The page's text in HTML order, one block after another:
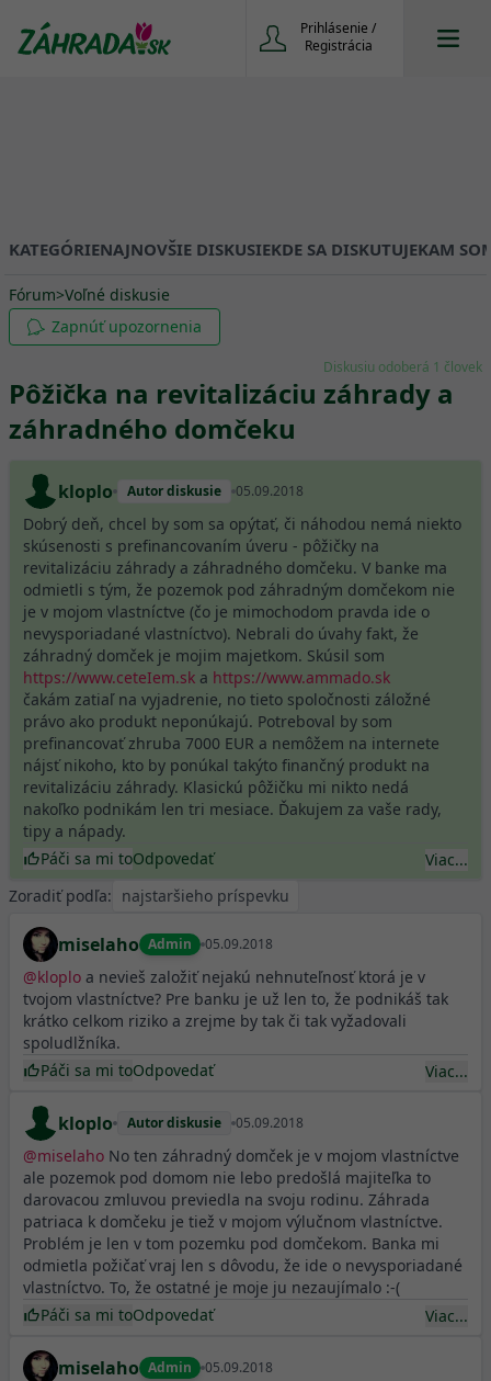
Prihlásenie /
Registrácia
KATEGÓRIENAJNOVŠIE DISKUSIEKDE SA DISKUTUJEKAM
Fórum>Voľné diskusie
Zapnúť upozornenia
Diskusiu odoberá 1 človek
Pôžička na revitalizáciu záhrady a
záhradného domčeku
kloplo Autor diskusie 05.09.2018
Dobrý deň, chcel by som sa opýtať, či náhodou nemá niekto
skúsenosti s prefinancovaním úveru - pôžičky na
revitalizáciu záhrady a záhradného domčeku. V banke ma
odmietli s tým, že pozemok pod záhradným domčekom nie
je v mojom vlastníctve (čo je mimochodom pravda ide o
nevysporiadané vlastníctvo). Nebrali do úvahy fakt, že
záhradný domček je mojim majetkom. Skúsil som
https://www.ceteIem.sk a https://www.ammado.sk
čakám zatiaľ na vyjadrenie, no tieto spoločnosti záložné
právo ako produkt neponúkajú. Potreboval by som
prefinancovať zhruba 7000 EUR a nemôžem na internete
nájsť nikoho, kto by ponúkal takýto finančný produkt na
revitalizáciu záhrady. Klasickú pôžičku mi nikto nedá
nakoľko podnikám len tri mesiace. Ďakujem za vaše rady,
tipy a nápady.
Páči sa mi toOdpovedať
Viac...
Zoradiť podľa:
miselaho Admin 05.09.2018
@kloplo a nevieš založiť nejakú nehnuteľnosť ktorá je v
tvojom vlastníctve? Pre banku je už len to, že podnikáš tak
krátko celkom riziko a zrejme by tak či tak vyžadovali
spoludlžníka.
Páči sa mi toOdpovedať Viac...
kloplo Autor diskusie 05.09.2018
@miselaho No ten záhradný domček je v mojom vlastníctve
ale pozemok pod domom nie lebo predošlá majiteľka to
darovacou zmluvou previedla na svoju rodinu. Záhrada
patriaca k domčeku je tiež v mojom výlučnom vlastníctve.
Problém je len v tom pozemku pod domčekom. Banka mi
odmietla požičať vraj len s dôvodu, že ide o nevysporiadané
vlastníctvo. To, že ostatné je moje ju nezaujímalo :-(
Páči sa mi toOdpovedať Viac...
miselaho Admin 05.09.2018